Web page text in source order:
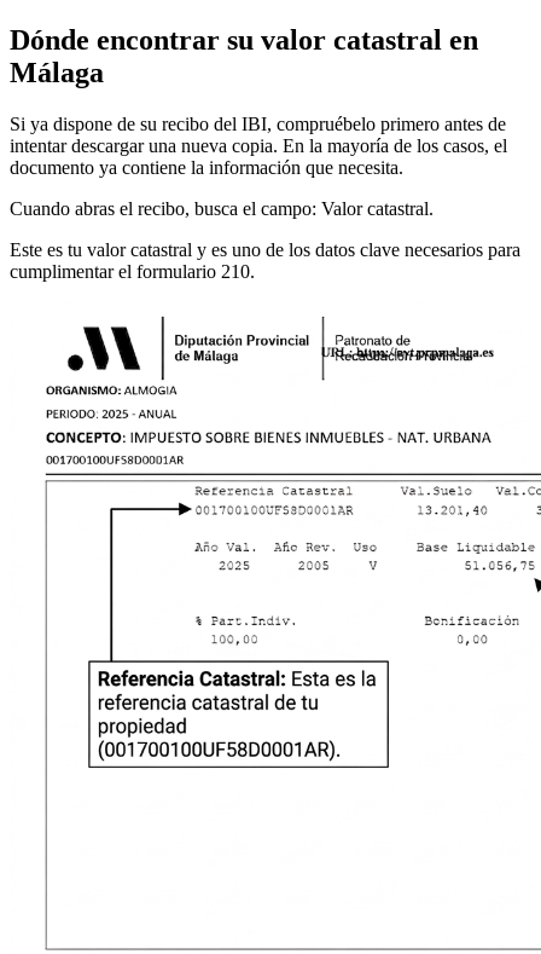
Dónde encontrar su valor catastral en
Málaga
Si ya dispone de su recibo del IBI, compruébelo primero antes de
intentar descargar una nueva copia. En la mayoría de los casos, el
documento ya contiene la información que necesita.
Cuando abras el recibo, busca el campo: Valor catastral.
Este es tu valor catastral y es uno de los datos clave necesarios para
cumplimentar el formulario 210.